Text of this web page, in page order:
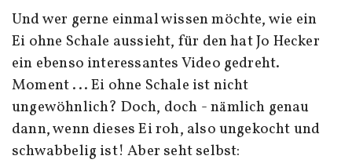
Und wer gerne einmal wissen möchte, wie ein
Ei ohne Schale aussieht, für den hat Jo Hecker
ein ebenso interessantes Video gedreht.
Moment ... Ei ohne Schale ist nicht
ungewöhnlich? Doch, doch - nämlich genau
dann, wenn dieses Ei roh, also ungekocht und
schwabbelig ist! Aber seht selbst: